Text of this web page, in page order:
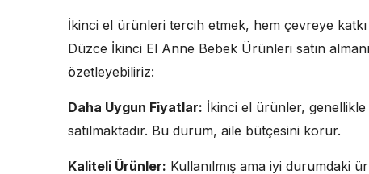
İkinci el ürünleri tercih etmek, hem çevreye
Düzce İkinci El Anne Bebek Ürünleri satın
özetleyebiliriz:
Daha Uygun Fiyatlar: İkinci el ürünler,
satılmaktadır. Bu durum, aile bütçesini korur.
Kaliteli Ürünler: Kullanılmış ama iyi durumdaki